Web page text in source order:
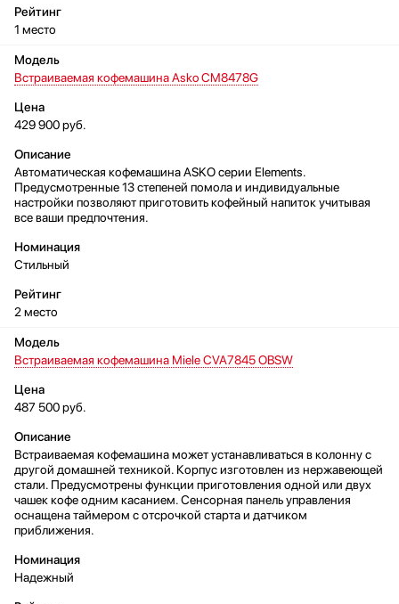
1 место
Встраиваемая кофемашина Asko CM8478G
429 900 руб.
Автоматическая кофемашина ASKO серии Elements.
Предусмотренные 13 степеней помола и индивидуальные
настройки позволяют приготовить кофейный напиток учитывая
все ваши предпочтения.
Стильный
2 место
Встраиваемая кофемашина Miele CVA7845 OBSW
487 500 руб.
Встраиваемая кофемашина может устанавливаться в колонну с
другой домашней техникой. Корпус изготовлен из нержавеющей
стали. Предусмотрены функции приготовления одной или двух
чашек кофе одним касанием. Сенсорная панель управления
оснащена таймером с отсрочкой старта и датчиком
приближения.
Надежный